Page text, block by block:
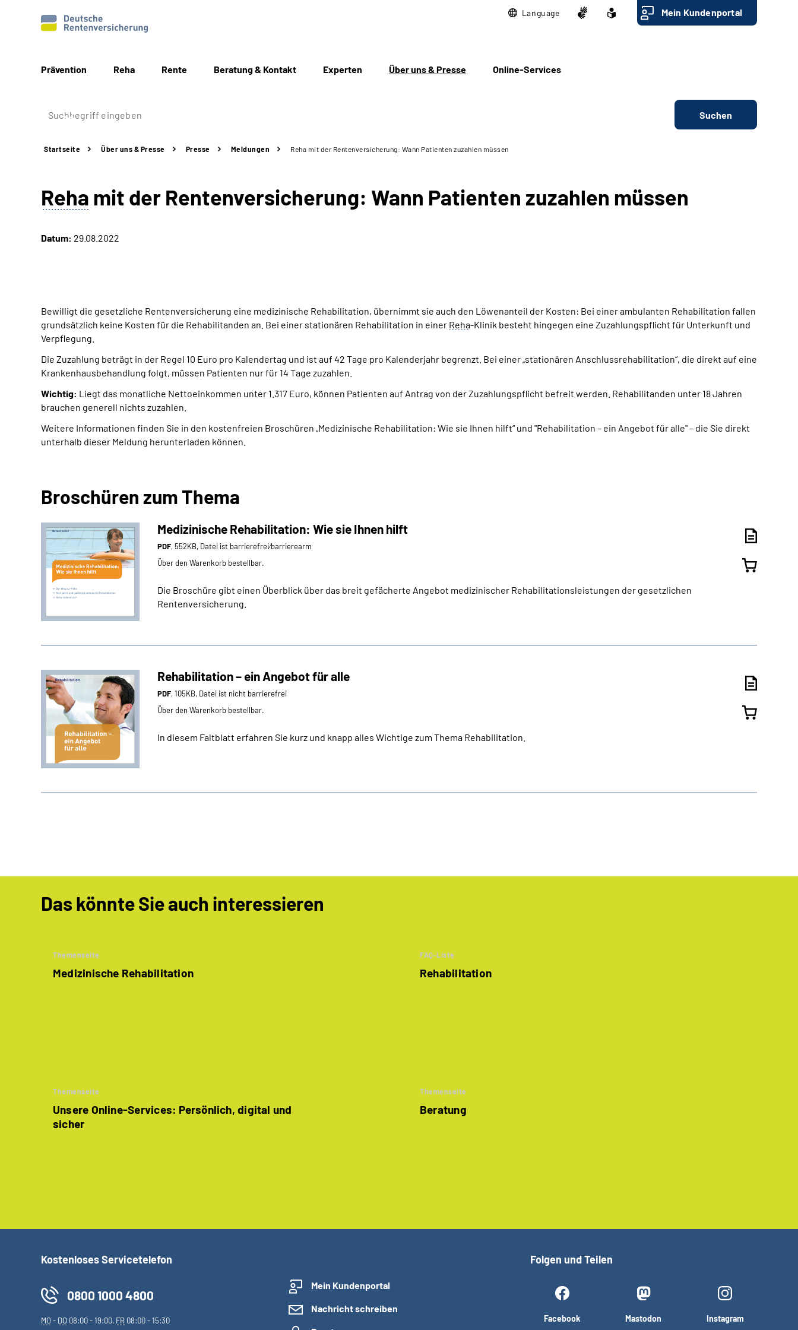
Language Mein Kundenportal
Prävention Reha Rente Beratung & Kontakt Experten Über uns & Presse Online-Services
Suchen
Startseite Über uns & Presse Presse Meldungen Reha mit der Rentenversicherung: Wann Patienten zuzahlen müssen
Reha mit der Rentenversicherung: Wann Patienten zuzahlen müssen
Datum: 29.08.2022
Bewilligt die gesetzliche Rentenversicherung eine medizinische Rehabilitation, übernimmt sie auch den Löwenanteil der Kosten: Bei einer ambulanten Rehabilitation fallen
grundsätzlich keine Kosten für die Rehabilitanden an. Bei einer stationären Rehabilitation in einer Reha-Klinik besteht hingegen eine Zuzahlungspflicht für Unterkunft und
Verpflegung.
Die Zuzahlung beträgt in der Regel 10 Euro pro Kalendertag und ist auf 42 Tage pro Kalenderjahr begrenzt. Bei einer „stationären Anschlussrehabilitation“, die direkt auf eine
Krankenhausbehandlung folgt, müssen Patienten nur für 14 Tage zuzahlen.
Wichtig: Liegt das monatliche Nettoeinkommen unter 1.317 Euro, können Patienten auf Antrag von der Zuzahlungspflicht befreit werden. Rehabilitanden unter 18 Jahren
brauchen generell nichts zuzahlen.
Weitere Informationen finden Sie in den kostenfreien Broschüren „Medizinische Rehabilitation: Wie sie Ihnen hilft“ und "Rehabilitation – ein Angebot für alle" – die Sie direkt
unterhalb dieser Meldung herunterladen können.
Broschüren zum Thema
Medizinische Rehabilitation: Wie sie Ihnen hilft
PDF, 552KB, Datei ist barrierefrei⁄barrierearm
Über den Warenkorb bestellbar.
Die Broschüre gibt einen Überblick über das breit gefächerte Angebot medizinischer Rehabilitationsleistungen der gesetzlichen
Rentenversicherung.
Rehabilitation – ein Angebot für alle
PDF, 105KB, Datei ist nicht barrierefrei
Über den Warenkorb bestellbar.
In diesem Faltblatt erfahren Sie kurz und knapp alles Wichtige zum Thema Rehabilitation.
Das könnte Sie auch interessieren
Themenseite
Medizinische Rehabilitation
FAQ-Liste
Rehabilitation
Themenseite
Unsere Online-Services: Persönlich, digital und
sicher
Themenseite
Beratung
Kostenloses Servicetelefon
0800 1000 4800
MO- DO 08:00 - 19:00, FR 08:00 - 15:30
Mein Kundenportal
Nachricht schreiben
Folgen und Teilen
Facebook Mastodon Instagram